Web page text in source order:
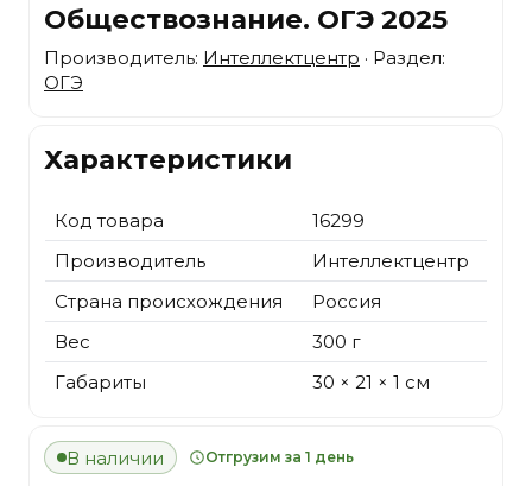
Обществознание. ОГЭ 2025
Производитель: Интеллектцентр · Раздел:
ОГЭ
Характеристики
Код товара
16299
Производитель
Интеллектцентр
Страна происхождения
Россия
Вес
300 г
Габариты
30 × 21 × 1 см
В наличии Отгрузим за 1 день